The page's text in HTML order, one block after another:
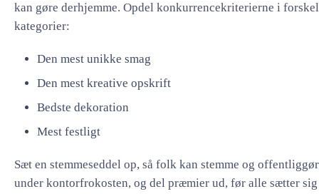
kan gøre derhjemme. Opdel konkurrencekriterierne i
kategorier:
Den mest unikke smag
Den mest kreative opskrift
Bedste dekoration
Mest festligt
Sæt en stemmeseddel op, så folk kan stemme og
under kontorfrokosten, og del præmier ud, før alle sætter